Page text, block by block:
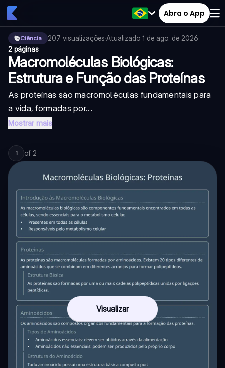
Abra o App
Ciência 207 visualizações·Atualizado 1 de ago. de 2026·
2 páginas
Macromoléculas Biológicas:
Estrutura e Função das Proteínas
As proteínas são macromoléculas fundamentais para
a vida, formadas por...
Mostrar mais
1 of 2
Visualizar